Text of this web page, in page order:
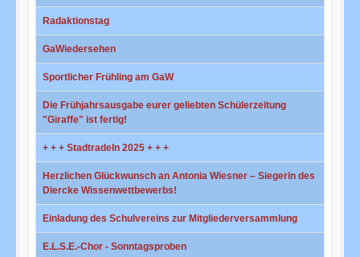
Radaktionstag
GaWiedersehen
Sportlicher Frühling am GaW
Die Frühjahrsausgabe eurer geliebten Schülerzeitung
"Giraffe" ist fertig!
+ + + Stadtradeln 2025 + + +
Herzlichen Glückwunsch an Antonia Wiesner – Siegerin des
Diercke Wissenwettbewerbs!
Einladung des Schulvereins zur Mitgliederversammlung
E.L.S.E.-Chor - Sonntagsproben